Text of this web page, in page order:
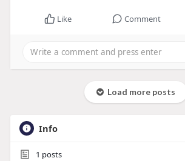
Like Comment
Load more posts
Info
1 posts